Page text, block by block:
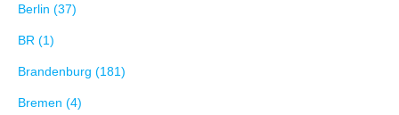
Berlin (37)
BR (1)
Brandenburg (181)
Bremen (4)